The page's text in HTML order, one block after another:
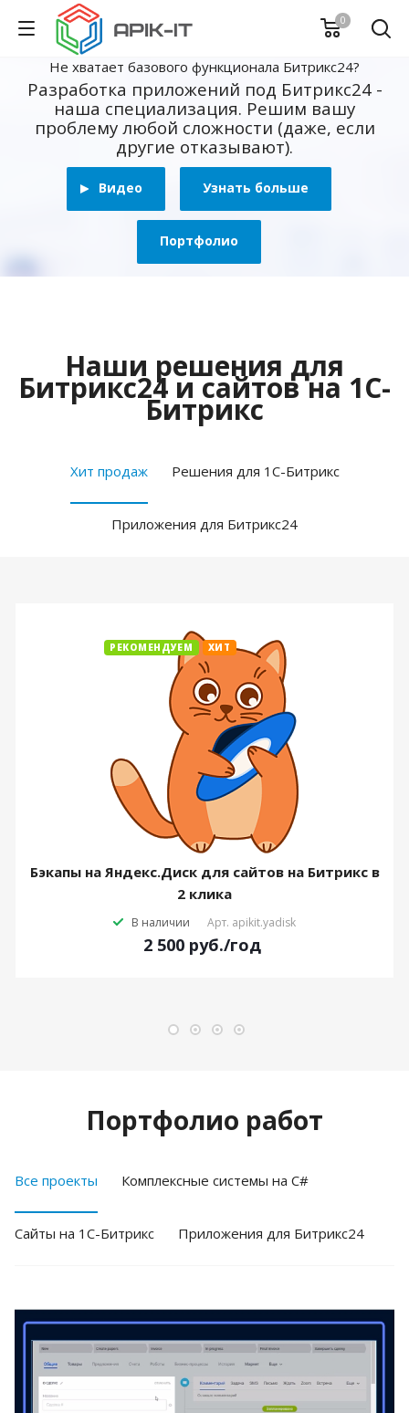
0
Не хватает базового функционала Битрикс24?
Разработка приложений под Битрикс24 -
наша специализация. Решим вашу
проблему любой сложности (даже, если
другие отказывают).
Видео Узнать больше
Портфолио
Наши решения для
Битрикс24 и сайтов на 1С-
Битрикс
Хит продаж Решения для 1С-Битрикс
Приложения для Битрикс24
РЕКОМЕНДУЕМ ХИТ
Бэкапы на Яндекс.Диск для сайтов на Битрикс в
2 клика
В наличии Арт. apikit.yadisk
2 500 руб./год
Портфолио работ
Все проекты Комплексные системы на C#
Cайты на 1С-Битрикс Приложения для Битрикс24